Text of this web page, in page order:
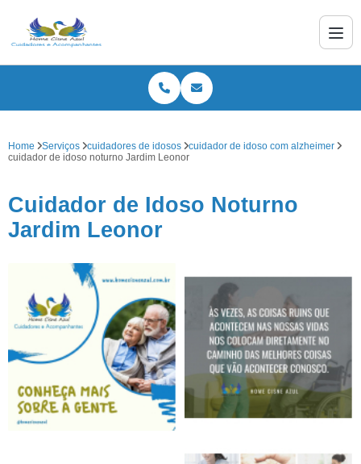
Home Serviços cuidadores de idosos
cuidador de idoso com alzheimer
cuidador de idoso noturno Jardim Leonor
Cuidador de Idoso Noturno
Jardim Leonor